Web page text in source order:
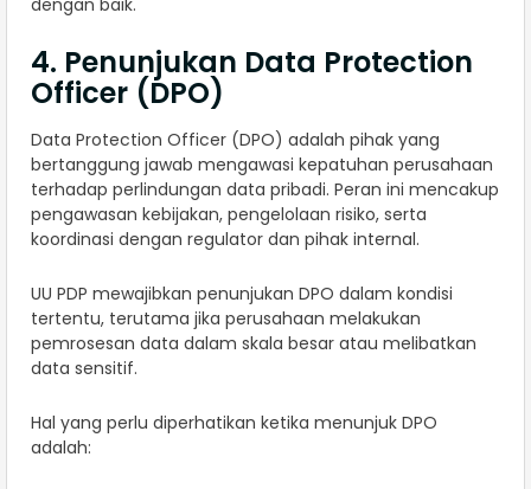
dengan baik.
4. Penunjukan Data Protection
Officer (DPO)
Data Protection Officer (DPO) adalah pihak yang
bertanggung jawab mengawasi kepatuhan perusahaan
terhadap perlindungan data pribadi. Peran ini mencakup
pengawasan kebijakan, pengelolaan risiko, serta
koordinasi dengan regulator dan pihak internal.
UU PDP mewajibkan penunjukan DPO dalam kondisi
tertentu, terutama jika perusahaan melakukan
pemrosesan data dalam skala besar atau melibatkan
data sensitif.
Hal yang perlu diperhatikan ketika menunjuk DPO
adalah: